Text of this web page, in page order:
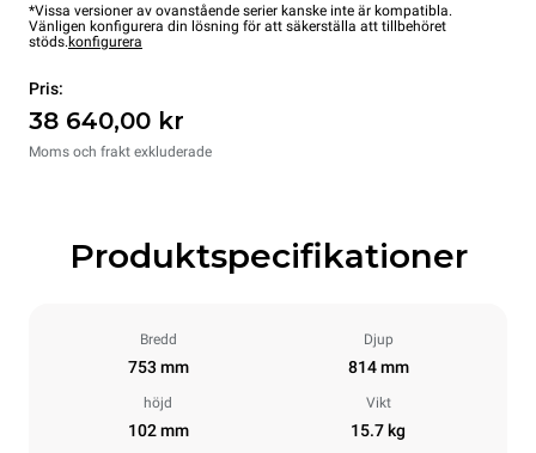
*Vissa versioner av ovanstående serier kanske inte är kompatibla.
Vänligen konfigurera din lösning för att säkerställa att tillbehöret
stöds.konfigurera
Pris:
38 640,00 kr
Moms och frakt exkluderade
Produktspecifikationer
Bredd
753 mm
Djup
814 mm
höjd
102 mm
Vikt
15.7 kg